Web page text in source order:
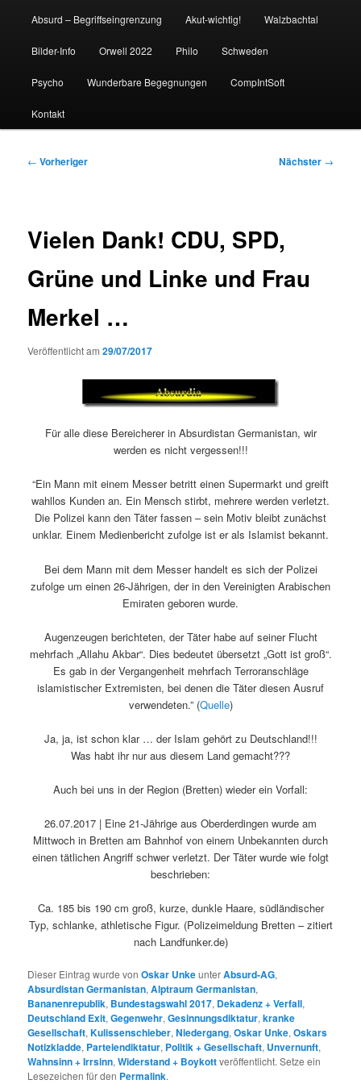
Absurd – Begriffseingrenzung Akut-wichtig! Walzbachtal
Bilder-Info Orwell 2022 Philo Schweden
Psycho Wunderbare Begegnungen CompIntSoft
Kontakt
Beitragsnavigation
← Vorheriger Nächster →
Vielen Dank! CDU, SPD,
Grüne und Linke und Frau
Merkel …
Veröffentlicht am29/07/2017
Für alle diese Bereicherer in Absurdistan Germanistan, wir
werden es nicht vergessen!!!
“Ein Mann mit einem Messer betritt einen Supermarkt und greift
wahllos Kunden an. Ein Mensch stirbt, mehrere werden verletzt.
Die Polizei kann den Täter fassen – sein Motiv bleibt zunächst
unklar. Einem Medienbericht zufolge ist er als Islamist bekannt.
Bei dem Mann mit dem Messer handelt es sich der Polizei
zufolge um einen 26-Jährigen, der in den Vereinigten Arabischen
Emiraten geboren wurde.
Augenzeugen berichteten, der Täter habe auf seiner Flucht
mehrfach „Allahu Akbar“. Dies bedeutet übersetzt „Gott ist groß“.
Es gab in der Vergangenheit mehrfach Terroranschläge
islamistischer Extremisten, bei denen die Täter diesen Ausruf
verwendeten.” (Quelle)
Ja, ja, ist schon klar … der Islam gehört zu Deutschland!!!
Was habt ihr nur aus diesem Land gemacht???
Auch bei uns in der Region (Bretten) wieder ein Vorfall:
26.07.2017 | Eine 21-Jährige aus Oberderdingen wurde am
Mittwoch in Bretten am Bahnhof von einem Unbekannten durch
einen tätlichen Angriff schwer verletzt. Der Täter wurde wie folgt
beschrieben:
Ca. 185 bis 190 cm groß, kurze, dunkle Haare, südländischer
Typ, schlanke, athletische Figur. (Polizeimeldung Bretten – zitiert
nach Landfunker.de)
Dieser Eintrag wurde vonOskar UnkeunterAbsurd-AG,
Absurdistan Germanistan,Alptraum Germanistan,
Bananenrepublik, Bundestagswahl 2017, Dekadenz + Verfall,
Deutschland Exit,Gegenwehr,Gesinnungsdiktatur,kranke
Gesellschaft,Kulissenschieber,Niedergang,Oskar Unke,Oskars
Notizkladde, Parteiendiktatur, Politik + Gesellschaft, Unvernunft,
Wahnsinn + Irrsinn,Widerstand + Boykottveröffentlicht. Setze ein
Lesezeichen für den Permalink.